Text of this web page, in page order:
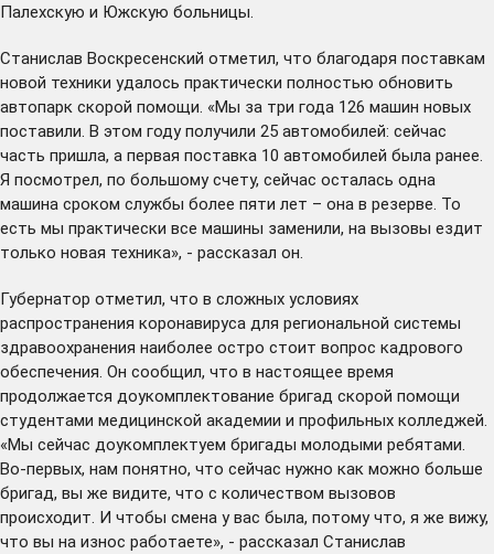
Палехскую и Южскую больницы.
Станислав Воскресенский отметил, что благодаря поставкам
новой техники удалось практически полностью обновить
автопарк скорой помощи. «Мы за три года 126 машин новых
поставили. В этом году получили 25 автомобилей: сейчас
часть пришла, а первая поставка 10 автомобилей была ранее.
Я посмотрел, по большому счету, сейчас осталась одна
машина сроком службы более пяти лет – она в резерве. То
есть мы практически все машины заменили, на вызовы ездит
только новая техника», - рассказал он.
Губернатор отметил, что в сложных условиях
распространения коронавируса для региональной системы
здравоохранения наиболее остро стоит вопрос кадрового
обеспечения. Он сообщил, что в настоящее время
продолжается доукомплектование бригад скорой помощи
студентами медицинской академии и профильных колледжей.
«Мы сейчас доукомплектуем бригады молодыми ребятами.
Во-первых, нам понятно, что сейчас нужно как можно больше
бригад, вы же видите, что с количеством вызовов
происходит. И чтобы смена у вас была, потому что, я же вижу,
что вы на износ работаете», - рассказал Станислав